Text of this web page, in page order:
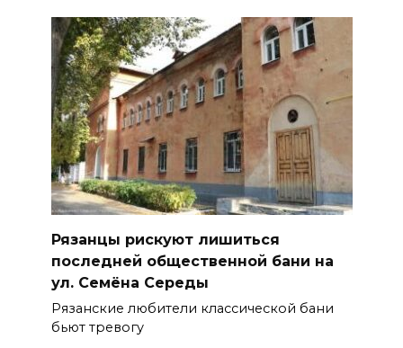
Рязанцы рискуют лишиться
последней общественной бани на
ул. Семёна Середы
Рязанские любители классической бани
бьют тревогу